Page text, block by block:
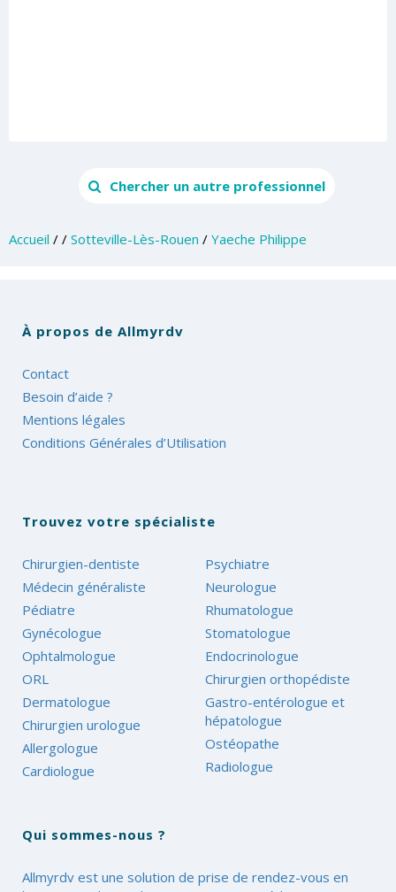
Chercher un autre professionnel
Accueil / / Sotteville-Lès-Rouen / Yaeche Philippe
À propos de Allmyrdv
Contact
Besoin d’aide ?
Mentions légales
Conditions Générales d’Utilisation
Trouvez votre spécialiste
Chirurgien-dentiste
Médecin généraliste
Pédiatre
Gynécologue
Ophtalmologue
ORL
Dermatologue
Chirurgien urologue
Allergologue
Cardiologue
Psychiatre
Neurologue
Rhumatologue
Stomatologue
Endocrinologue
Chirurgien orthopédiste
Gastro-entérologue et
hépatologue
Ostéopathe
Radiologue
Qui sommes-nous ?
Allmyrdv est une solution de prise de rendez-vous en